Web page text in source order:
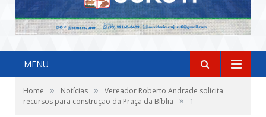
MENU
Home » Notícias »
Vereador Roberto Andrade solicita
recursos para construção da Praça da Bíblia
» 1